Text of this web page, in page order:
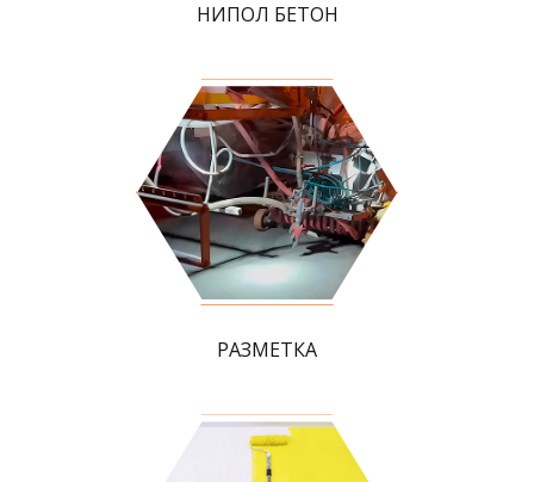
НИПОЛ БЕТОН
РАЗМЕТКА